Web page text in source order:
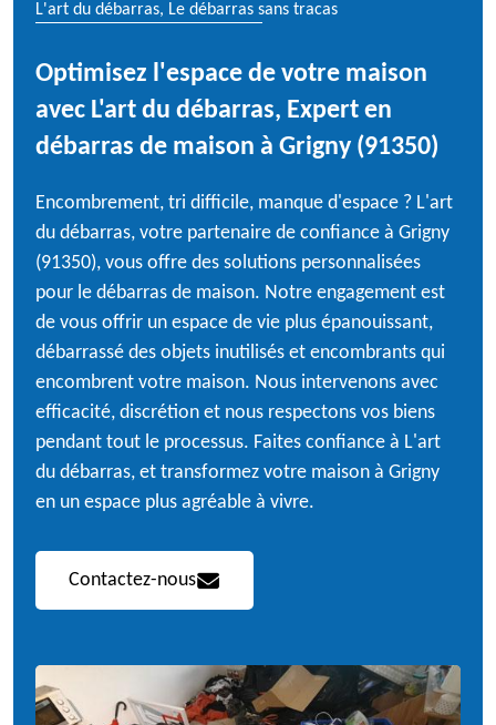
L'art du débarras, Le débarras sans tracas
Optimisez l'espace de votre maison
avec L'art du débarras, Expert en
débarras de maison à Grigny (91350)
Encombrement, tri difficile, manque d'espace ? L'art
du débarras, votre partenaire de confiance à Grigny
(91350), vous offre des solutions personnalisées
pour le débarras de maison. Notre engagement est
de vous offrir un espace de vie plus épanouissant,
débarrassé des objets inutilisés et encombrants qui
encombrent votre maison. Nous intervenons avec
efficacité, discrétion et nous respectons vos biens
pendant tout le processus. Faites confiance à L'art
du débarras, et transformez votre maison à Grigny
en un espace plus agréable à vivre.
Contactez-nous